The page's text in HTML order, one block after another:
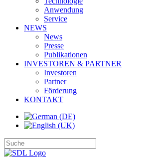
Anwendung
Service
NEWS
News
Presse
Publikationen
INVESTOREN & PARTNER
Investoren
Partner
Förderung
KONTAKT